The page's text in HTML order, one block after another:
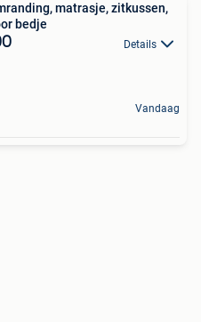
matrasje, zitkussen,
bedje
Details
Vandaag